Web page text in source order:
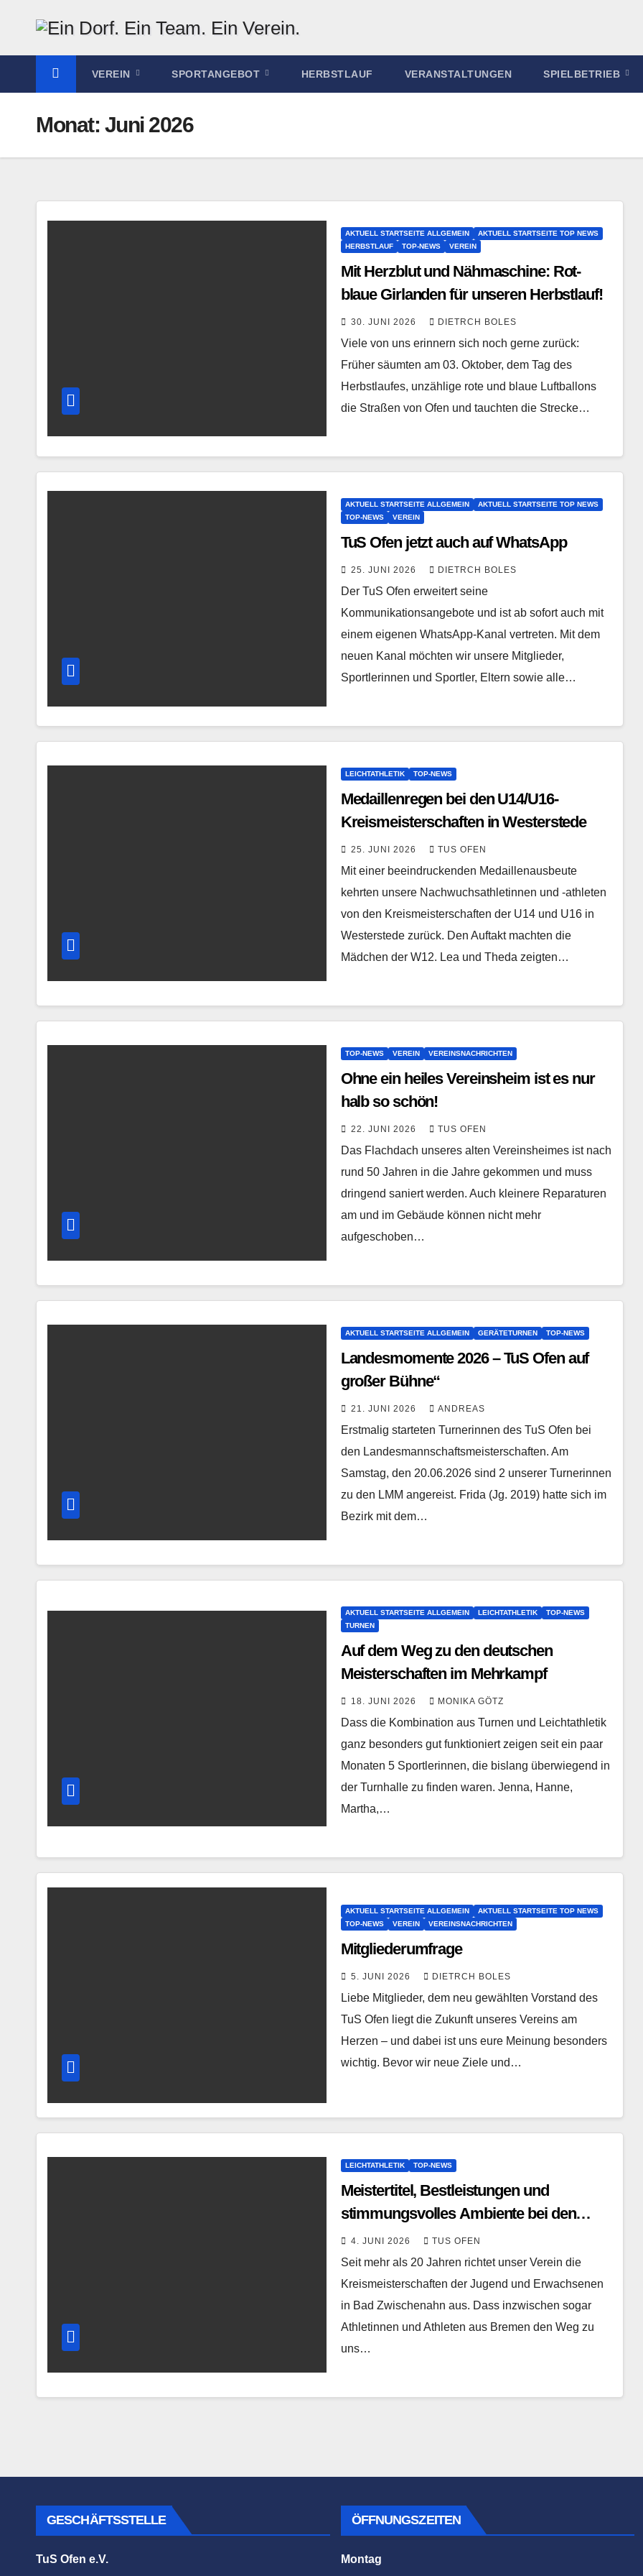
springen
VEREIN SPORTANGEBOT HERBSTLAUF VERANSTALTUNGEN SPIELBETRIEB
Monat: Juni 2026
AKTUELL STARTSEITE ALLGEMEIN
AKTUELL STARTSEITE TOP NEWS
HERBSTLAUF
TOP-NEWS VEREIN
Mit Herzblut und Nähmaschine: Rot-
blaue Girlanden für unseren Herbstlauf!
30. JUNI 2026 DIETRCH BOLES
Viele von uns erinnern sich noch gerne zurück:
Früher säumten am 03. Oktober, dem Tag des
Herbstlaufes, unzählige rote und blaue Luftballons
die Straßen von Ofen und tauchten die Strecke…
AKTUELL STARTSEITE ALLGEMEIN
AKTUELL STARTSEITE TOP NEWS
TOP-NEWS
VEREIN
TuS Ofen jetzt auch auf WhatsApp
25. JUNI 2026 DIETRCH BOLES
Der TuS Ofen erweitert seine
Kommunikationsangebote und ist ab sofort auch mit
einem eigenen WhatsApp-Kanal vertreten. Mit dem
neuen Kanal möchten wir unsere Mitglieder,
Sportlerinnen und Sportler, Eltern sowie alle…
LEICHTATHLETIK TOP-NEWS
Medaillenregen bei den U14/U16-
Kreismeisterschaften in Westerstede
25. JUNI 2026 TUS OFEN
Mit einer beeindruckenden Medaillenausbeute
kehrten unsere Nachwuchsathletinnen und -athleten
von den Kreismeisterschaften der U14 und U16 in
Westerstede zurück. Den Auftakt machten die
Mädchen der W12. Lea und Theda zeigten…
TOP-NEWS VEREIN VEREINSNACHRICHTEN
Ohne ein heiles Vereinsheim ist es nur
halb so schön!
22. JUNI 2026 TUS OFEN
Das Flachdach unseres alten Vereinsheimes ist nach
rund 50 Jahren in die Jahre gekommen und muss
dringend saniert werden. Auch kleinere Reparaturen
am und im Gebäude können nicht mehr
aufgeschoben…
AKTUELL STARTSEITE ALLGEMEIN GERÄTETURNEN TOP-NEWS
Landesmomente 2026 – TuS Ofen auf
großer Bühne“
21. JUNI 2026 ANDREAS
Erstmalig starteten Turnerinnen des TuS Ofen bei
den Landesmannschaftsmeisterschaften. Am
Samstag, den 20.06.2026 sind 2 unserer Turnerinnen
zu den LMM angereist. Frida (Jg. 2019) hatte sich im
Bezirk mit dem…
AKTUELL STARTSEITE ALLGEMEIN LEICHTATHLETIK
TOP-NEWS
TURNEN
Auf dem Weg zu den deutschen
Meisterschaften im Mehrkampf
18. JUNI 2026 MONIKA GÖTZ
Dass die Kombination aus Turnen und Leichtathletik
ganz besonders gut funktioniert zeigen seit ein paar
Monaten 5 Sportlerinnen, die bislang überwiegend in
der Turnhalle zu finden waren. Jenna, Hanne,
Martha,…
AKTUELL STARTSEITE ALLGEMEIN
AKTUELL STARTSEITE TOP NEWS
TOP-NEWS
VEREIN VEREINSNACHRICHTEN
Mitgliederumfrage
5. JUNI 2026 DIETRCH BOLES
Liebe Mitglieder, dem neu gewählten Vorstand des
TuS Ofen liegt die Zukunft unseres Vereins am
Herzen – und dabei ist uns eure Meinung besonders
wichtig. Bevor wir neue Ziele und…
LEICHTATHLETIK TOP-NEWS
Meistertitel, Bestleistungen und
stimmungsvolles Ambiente bei den
Kreismeisterschaften
4. JUNI 2026 TUS OFEN
Seit mehr als 20 Jahren richtet unser Verein die
Kreismeisterschaften der Jugend und Erwachsenen
in Bad Zwischenahn aus. Dass inzwischen sogar
Athletinnen und Athleten aus Bremen den Weg zu
uns…
GESCHÄFTSSTELLE
TuS Ofen e.V.
ÖFFNUNGSZEITEN
Montag